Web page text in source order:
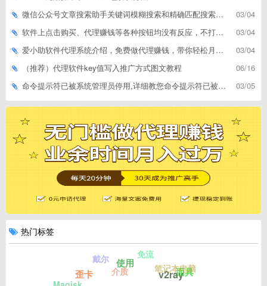
03/04
微信公众号文章搜索助手关键词模糊搜索和精确匹配搜索的区别
03/04
软件上点击购买、代理赚钱等各种按钮均没有反应，不打开相应网址怎么解决
03/04
爱小助软件代理系统介绍，免费做代理赚钱，带你轻松月收入过万
06/16
（推荐）代理软件key值写入推广方式图文教程
03/05
命令提示符已被系统管理员停用,详细教您命令提示符已被系统管理员停用怎么办
热门标签
v2ray
使用
歪卡
面具
免流
戴尔
笔记本电脑
介质